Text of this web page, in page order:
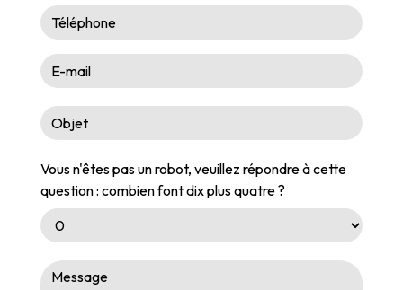
Vous n'êtes pas un robot, veuillez répondre à cette
question : combien font dix plus quatre ?